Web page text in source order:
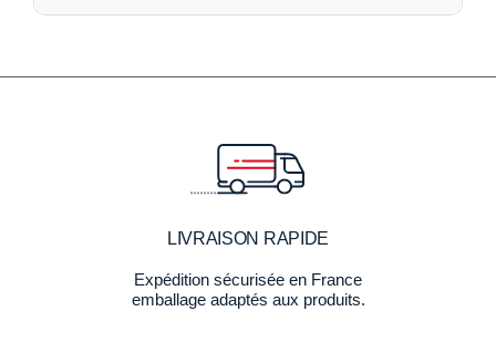
LIVRAISON RAPIDE
Expédition sécurisée en France
emballage adaptés aux produits.